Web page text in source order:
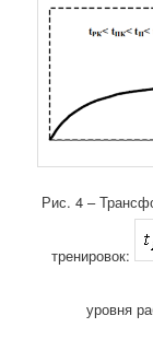
Рис. 4 –
тренировок:
уровня